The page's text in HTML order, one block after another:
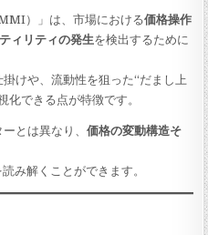
）」は、市場における価格操作
ィリティの発生を検出するために
けや、流動性を狙った“だまし上
化できる点が特徴です。
ーとは異なり、価格の変動構造そ
み解くことができます。